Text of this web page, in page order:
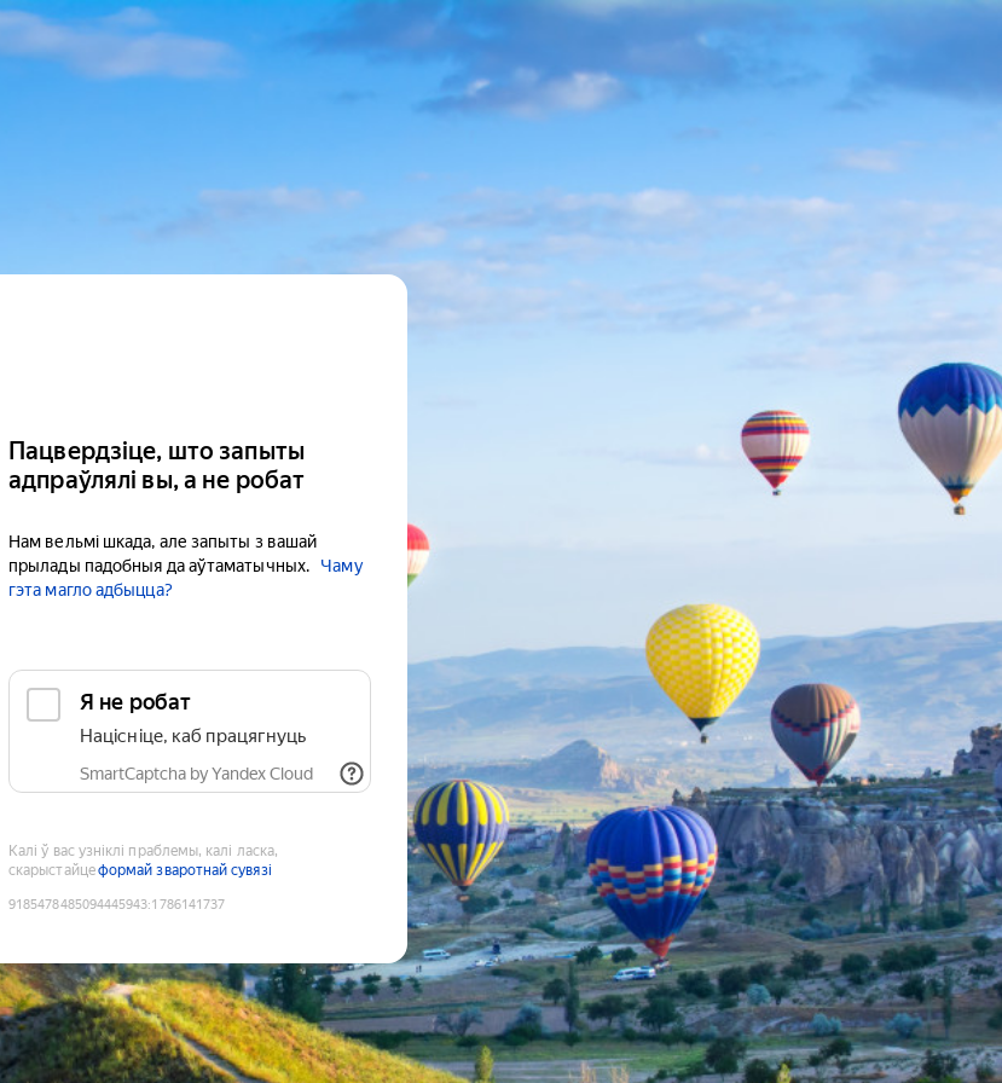
Пацвердзіце, што запыты
адпраўлялі вы, а не робат
Нам вельмі шкада, але запыты з вашай
прылады падобныя да аўтаматычных.
Чаму
гэта магло адбыцца?
Я не робат
Націсніце, каб працягнуць
SmartCaptcha by Yandex Cloud
Калі ў вас узніклі праблемы, калі ласка,
скарыстайцеформай зваротнай сувязі
9185478485094445943:1786141737